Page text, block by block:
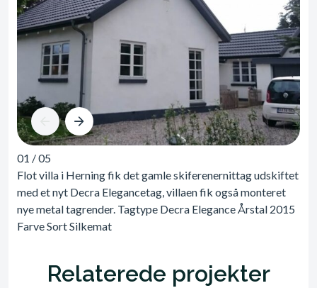
01 /05
Flot villa i Herning fik det gamle skiferenernittag udskiftet
med et nyt Decra Elegancetag, villaen fik også monteret
nye metal tagrender. Tagtype Decra Elegance Årstal 2015
Farve Sort Silkemat
Relaterede projekter